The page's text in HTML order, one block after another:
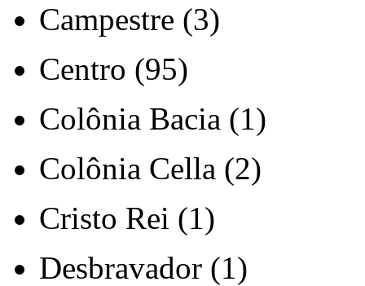
Campestre (3)
Centro (95)
Colônia Bacia (1)
Colônia Cella (2)
Cristo Rei (1)
Desbravador (1)